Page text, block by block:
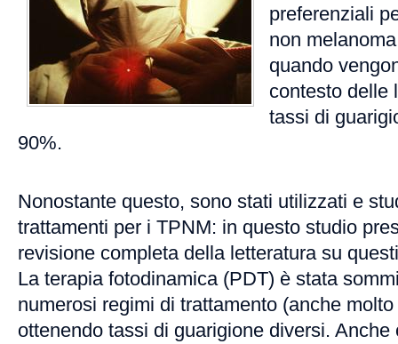
preferenziali
non
quando
contesto delle
tassi di
90%.
Nonostante questo, sono stati utilizzati e
trattamenti per i TPNM: in questo studio
revisione completa della letteratura su
La terapia fotodinamica (PDT) è stata
numerosi regimi di trattamento (anche
ottenendo tassi di guarigione diversi. Anche